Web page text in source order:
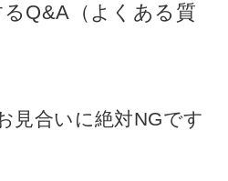
Q&A（よくある質
見合いに絶対NGです